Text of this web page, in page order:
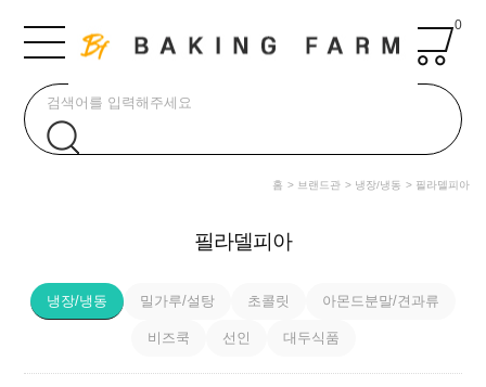
0
홈 브랜드관 냉장/냉동 필라델피아
필라델피아
냉장/냉동 밀가루/설탕 초콜릿 아몬드분말/견과류
비즈쿡 선인 대두식품